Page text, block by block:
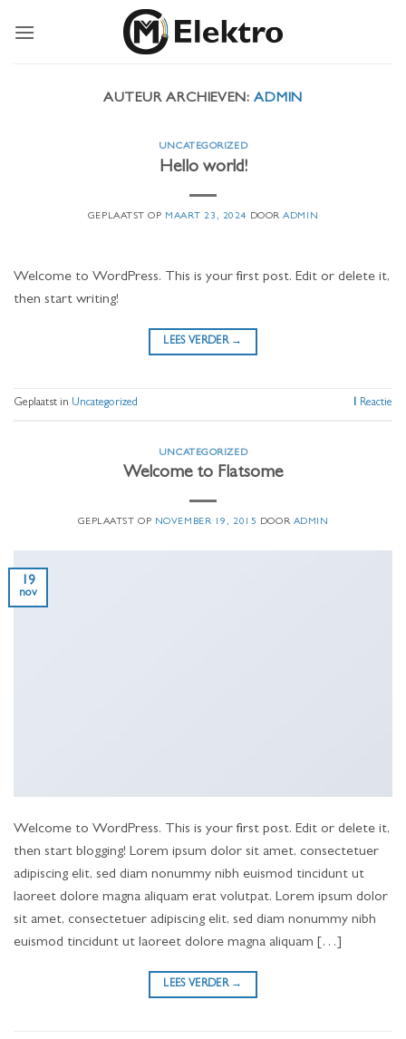
naar
AUTEUR ARCHIEVEN:ADMIN
UNCATEGORIZED
Hello world!
GEPLAATST OP MAART 23, 2024 DOORADMIN
Welcome to WordPress. This is your first post. Edit or delete it,
then start writing!
LEES VERDER →
Geplaatst in Uncategorized 1 Reactie
UNCATEGORIZED
Welcome to Flatsome
GEPLAATST OP NOVEMBER 19, 2015 DOOR ADMIN
19
nov
Welcome to WordPress. This is your first post. Edit or delete it,
then start blogging! Lorem ipsum dolor sit amet, consectetuer
adipiscing elit, sed diam nonummy nibh euismod tincidunt ut
laoreet dolore magna aliquam erat volutpat. Lorem ipsum dolor
sit amet, consectetuer adipiscing elit, sed diam nonummy nibh
euismod tincidunt ut laoreet dolore magna aliquam […]
LEES VERDER →